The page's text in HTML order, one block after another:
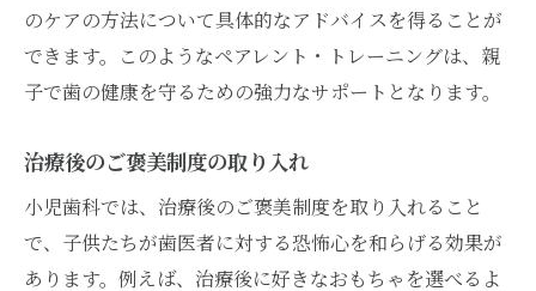
のケアの方法について具体的なアドバイスを得ることが
できます。このようなペアレント・トレーニングは、親
子で歯の健康を守るための強力なサポートとなります。
治療後のご褒美制度の取り入れ
小児歯科では、治療後のご褒美制度を取り入れること
で、子供たちが歯医者に対する恐怖心を和らげる効果が
あります。例えば、治療後に好きなおもちゃを選べるよ